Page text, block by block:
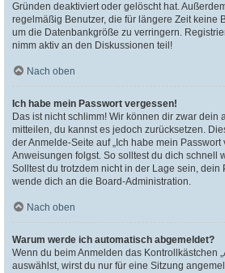
Gründen deaktiviert oder gelöscht hat.
regelmäßig Benutzer, die für längere Zeit keine
um die Datenbankgröße zu verringern.
nimm aktiv an den Diskussionen teil!
Nach oben
Ich habe mein Passwort vergessen!
Das ist nicht schlimm! Wir können dir zwar dein
mitteilen, du kannst es jedoch zurücksetzen.
der Anmelde-Seite auf „Ich habe mein Passwort
Anweisungen folgst. So solltest du dich schnell
Solltest du trotzdem nicht in der Lage sein, dein
wende dich an die Board-Administration.
Nach oben
Warum werde ich automatisch abgemeldet?
Wenn du beim Anmelden das Kontrollkästchen
auswählst, wirst du nur für eine Sitzung